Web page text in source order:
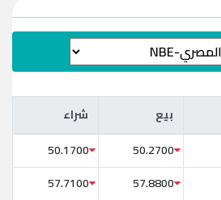
بيع شراء بيع
شراء
50.2700
50.1700
57.8800
57.7100